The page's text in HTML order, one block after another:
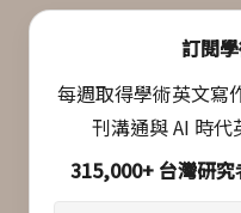
訂閱
每週取得學術英文寫
刊溝通與 AI 時代
315,000+ 台灣研究